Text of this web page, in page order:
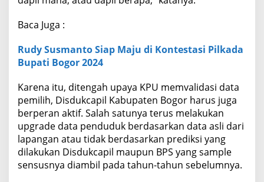
Baca Juga :
Rudy Susmanto Siap Maju di Kontestasi Pilkada
Bupati Bogor 2024
Karena itu, ditengah upaya KPU memvalidasi data
pemilih, Disdukcapil Kabupaten Bogor harus juga
berperan aktif. Salah satunya terus melakukan
upgrade data penduduk berdasarkan data asli dari
lapangan atau tidak berdasarkan prediksi yang
dilakukan Disdukcapil maupun BPS yang sample
sensusnya diambil pada tahun-tahun sebelumnya.